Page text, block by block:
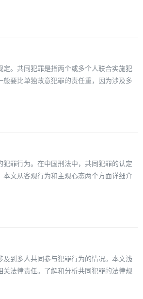
。共同犯罪是指两个或多个人联合实施犯
要比单独故意犯罪的责任重，因为涉及多
罪行为。在中国刑法中，共同犯罪的认定
文从客观行为和主观心态两个方面详细介
到多人共同参与犯罪行为的情况。本文浅
法律责任。了解和分析共同犯罪的法律规